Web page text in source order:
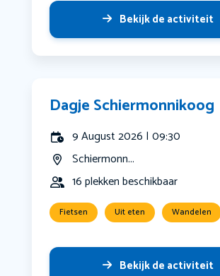
Bekijk de activiteit
Dagje Schiermonnikoog
9 August 2026 | 09:30
Schiermonn...
16 plekken beschikbaar
Fietsen Uit eten Wandelen
Bekijk de activiteit